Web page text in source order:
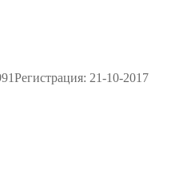
Регистрация: 21-10-2017